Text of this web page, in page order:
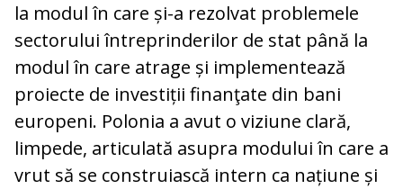
la modul în care și-a rezolvat problemele
sectorului întreprinderilor de stat până la
modul în care atrage și implementează
proiecte de investiții finanţate din bani
europeni. Polonia a avut o viziune clară,
limpede, articulată asupra modului în care a
vrut să se construiască intern ca națiune și